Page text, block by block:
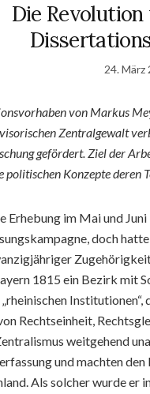
Die
24. März
von Markus
Zentralgewalt
gefördert. Ziel der
politischen Konzepte deren
Erhebung im Mai und
doch
1815 ein Bezirk mit
Rechtseinheit,
weitgehend
und machten
Als solcher wurde